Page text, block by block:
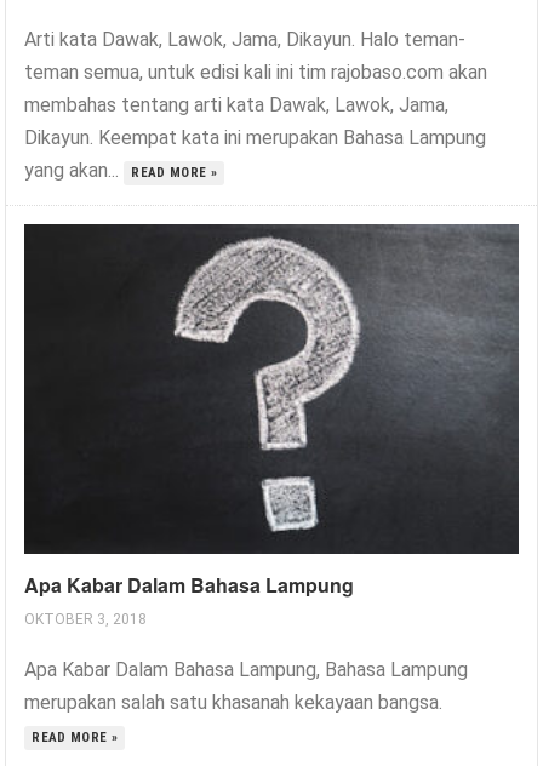
Arti kata Dawak, Lawok, Jama, Dikayun. Halo teman-
teman semua, untuk edisi kali ini tim rajobaso.com akan
membahas tentang arti kata Dawak, Lawok, Jama,
Dikayun. Keempat kata ini merupakan Bahasa Lampung
yang akan...
READ MORE »
Apa Kabar Dalam Bahasa Lampung
OKTOBER 3, 2018
Apa Kabar Dalam Bahasa Lampung, Bahasa Lampung
merupakan salah satu khasanah kekayaan bangsa.
READ MORE »